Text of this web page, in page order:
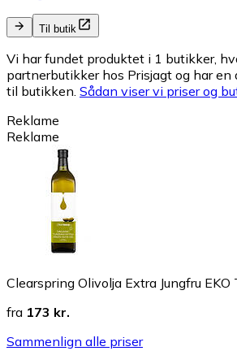
Til butik
Vi har fundet produktet i 1 butikker,
partnerbutikker hos Prisjagt og har
til butikken. Sådan viser vi priser og
Reklame
Reklame
Clearspring Olivolja Extra Jungfru
fra 173 kr.
Sammenlign alle priser